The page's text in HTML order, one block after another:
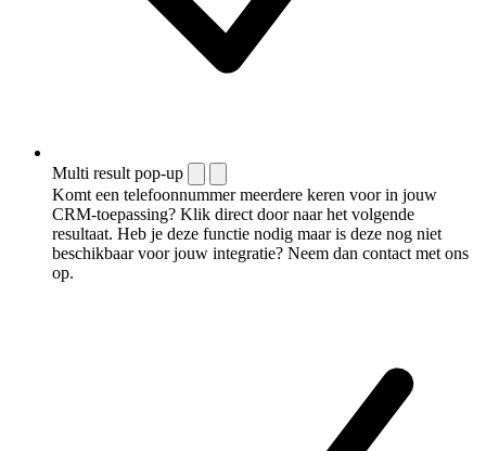
Multi result pop-up
Komt een telefoonnummer meerdere keren voor in jouw
CRM-toepassing? Klik direct door naar het volgende
resultaat. Heb je deze functie nodig maar is deze nog niet
beschikbaar voor jouw integratie? Neem dan contact met ons
op.